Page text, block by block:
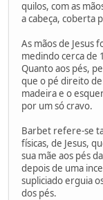
quilos, com as
a cabeça, coberta
As mãos de Jesus
medindo cerca de
Quanto aos pés,
que o pé direito
madeira e o
por um só cravo.
Barbet refere-se
físicas, de Jesus,
sua mãe aos pés
depois de uma
supliciado erguia
dos pés.